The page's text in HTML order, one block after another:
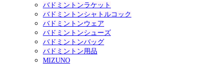
バドミントンラケット
バドミントンシャトルコック
バドミントンウェア
バドミントンシューズ
バドミントンバッグ
バドミントン用品
MIZUNO